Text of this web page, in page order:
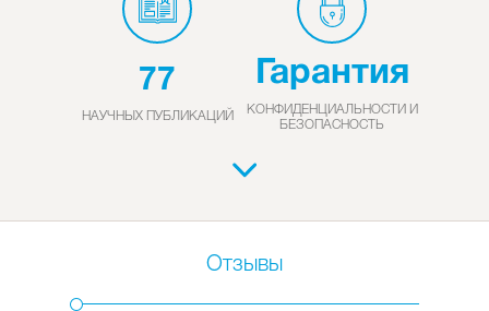
77
НАУЧНЫХ ПУБЛИКАЦИЙ
Гарантия
КОНФИДЕНЦИАЛЬНОСТИ И
БЕЗОПАСНОСТЬ
Отзывы